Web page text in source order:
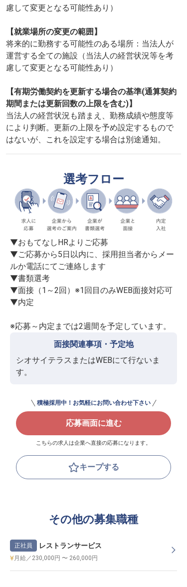
慮して変更となる可能性あり）
【就業場所の変更の範囲】
将来的に勤務する可能性のある場所：当法人が
運営する全ての施設（当法人の経営状況等を考
慮して変更となる可能性あり）
【有期労働契約を更新する場合の基準(通算契約
期間または更新回数の上限を含む)】
当法人の経営状況も踏まえ、勤務成績や態度等
により判断。更新の上限を予め設定するもので
はないが、これを設定する場合は別途通知。
選考フロー
▼おもてなしHRよりご応募
▼ご応募から5日以内に、採用担当者からメー
ルか電話にてご連絡します
▼書類選考
▼面接（1～2回）※1回目のみWEB面接対応可
▼内定
※応募～内定までは2週間を予定しています。
面接関連事項・予定地
シオサイテラスまたはWEBにて行ないま
す。
積極採用中！お気軽にお問い合わせ下さい
応募画面に進む
こちらの求人は企業へ直接の応募になります。
キープする
その他の募集職種
正社員 レストランサービス
月給／230,000円 〜 260,000円